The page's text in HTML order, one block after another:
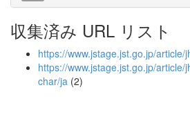
収集済み URL リスト
https://www.jstage.jst.go.jp/
https://www.jstage.jst.go.jp/
char/ja (2)